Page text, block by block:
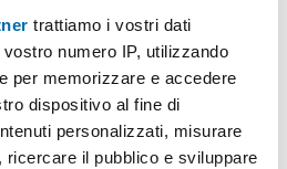
trattiamo i vostri dati
numero IP, utilizzando
per memorizzare e accedere
dispositivo al fine di
personalizzati, misurare
ricercare il pubblico e sviluppare